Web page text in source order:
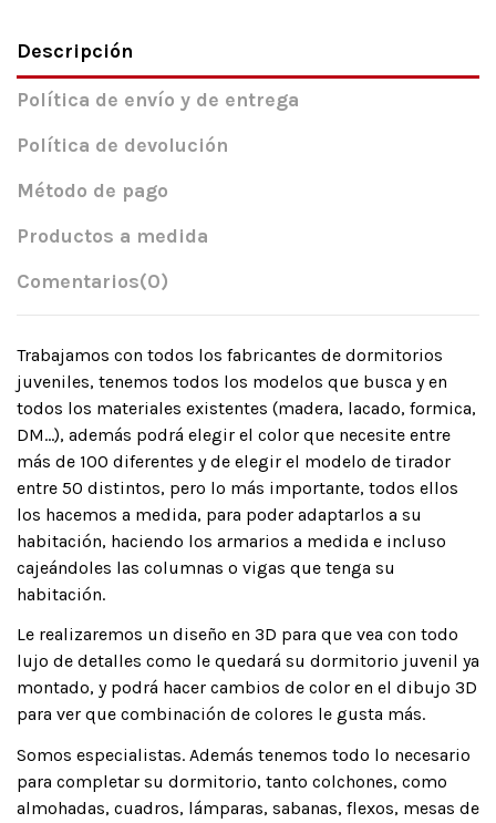
Descripción
Política de envío y de entrega
Política de devolución
Método de pago
Productos a medida
Comentarios(0)
Trabajamos con todos los fabricantes de dormitorios
juveniles, tenemos todos los modelos que busca y en
todos los materiales existentes (madera, lacado, formica,
DM…), además podrá elegir el color que necesite entre
más de 100 diferentes y de elegir el modelo de tirador
entre 50 distintos, pero lo más importante, todos ellos
los hacemos a medida, para poder adaptarlos a su
habitación, haciendo los armarios a medida e incluso
cajeándoles las columnas o vigas que tenga su
habitación.
Le realizaremos un diseño en 3D para que vea con todo
lujo de detalles como le quedará su dormitorio juvenil ya
montado, y podrá hacer cambios de color en el dibujo 3D
para ver que combinación de colores le gusta más.
Somos especialistas. Además tenemos todo lo necesario
para completar su dormitorio, tanto colchones, como
almohadas, cuadros, lámparas, sabanas, flexos, mesas de